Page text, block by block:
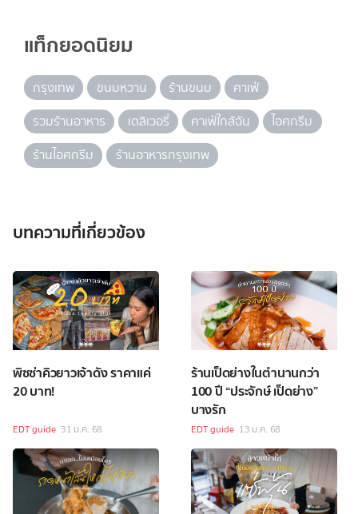
แท็กยอดนิยม
กรุงเทพ ขนมหวาน ร้านขนม
คาเฟ่
รวมร้านอาหาร
เดลิเวอรี่ คาเฟ่ใกล้ฉัน
ไอศกรีม
ร้านไอศกรีม
ร้านอาหารกรุงเทพ
บทความที่เกี่ยวข้อง
พิซซ่าคิวยาวเจ้าดัง ราคาแค่
20 บาท!
EDT guide 31 ม.ค. 68
ร้านเป็ดย่างในตำนานกว่า
100 ปี “ประจักษ์ เป็ดย่าง”
บางรัก
EDT guide 13 ม.ค. 68